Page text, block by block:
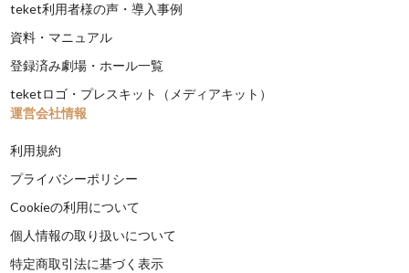
teket利用者様の声・導入事例
資料・マニュアル
登録済み劇場・ホール一覧
teketロゴ・プレスキット（メディアキット）
運営会社情報
利用規約
プライバシーポリシー
Cookieの利用について
個人情報の取り扱いについて
特定商取引法に基づく表示